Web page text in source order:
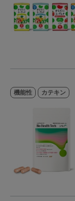
機能性 カテキン